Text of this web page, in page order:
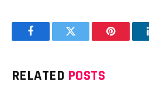
FacebookTwitter Pinterest
RELATED POSTS